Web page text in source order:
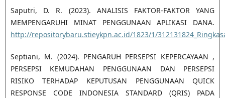
Saputri, D. R. (2023). ANALISIS FAKTOR-FAKTOR YANG
MEMPENGARUHI MINAT PENGGUNAAN APLIKASI DANA.
http://repositorybaru.stieykpn.ac.id/1823/1/
Septiani, M. (2024). PENGARUH PERSEPSI KEPERCAYAAN ,
PERSEPSI KEMUDAHAN PENGGUNAAN DAN PERSEPSI
RISIKO TERHADAP KEPUTUSAN PENGGUNAAN QUICK
RESPONSE CODE INDONESIA STANDARD (QRIS) PADA